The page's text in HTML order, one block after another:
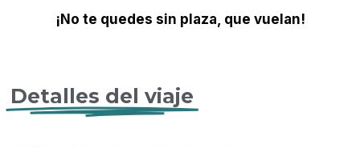
¡No te quedes sin plaza, que vuelan!
Detalles del viaje